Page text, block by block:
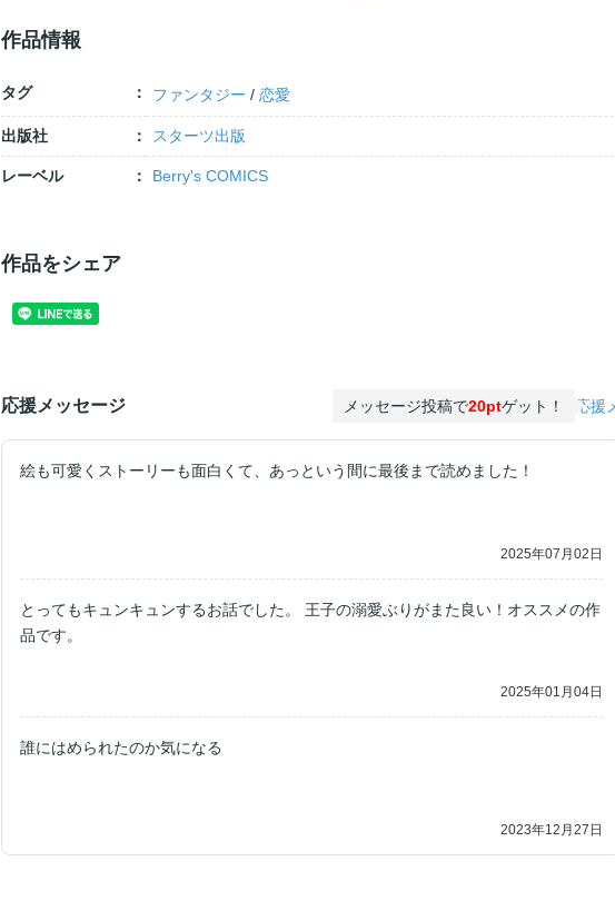
作品情報
タグ ファンタジー /恋愛
出版社 スターツ出版
レーベル Berry's COMICS
作品をシェア
応援メッセージ メッセージ投稿で20ptゲット！ 応援
絵も可愛くストーリーも面白くて、あっという間に最後まで読めました！
2025年07月02日
とってもキュンキュンするお話でした。 王子の溺愛ぶりがまた良い！オススメの作
品です。
2025年01月04日
誰にはめられたのか気になる
2023年12月27日